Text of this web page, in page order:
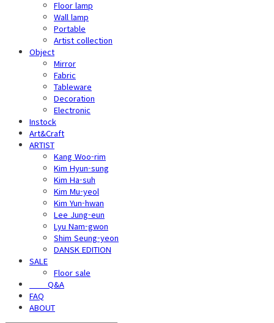
Floor lamp
Wall lamp
Portable
Artist collection
Object
Mirror
Fabric
Tableware
Decoration
Electronic
Instock
Art&Craft
ARTIST
Kang Woo-rim
Kim Hyun-sung
Kim Ha-suh
Kim Mu-yeol
Kim Yun-hwan
Lee Jung-eun
Lyu Nam-gwon
Shim Seung-yeon
DANSK EDITION
SALE
Floor sale
⠀⠀⠀Q&A
FAQ
ABOUT